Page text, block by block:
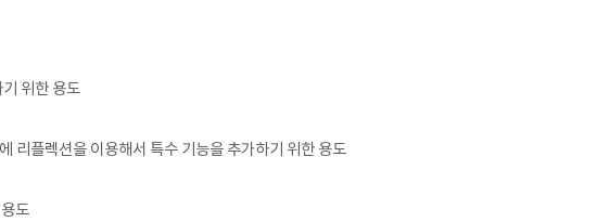
위한 용도
플렉션을 이용해서 특수 기능을 추가하기 위한 용도
도